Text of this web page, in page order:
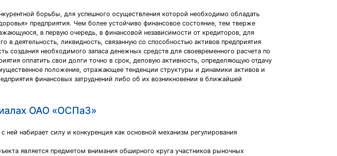
борьбы, для успешного осуществления которой необходимо обладать
предприятия. Чем более устойчиво финансовое состояние, тем тверже
в первую очередь, в финансовой независимости от кредиторов, для
деятельность, ликвидность, связанную со способностью активов предприятия
создания необходимого запаса денежных средств для своевременного расчета по
оплатить свои долги точно в срок, деловую активность, определяющую отдачу
положение, отражающее тенденции структуры и динамики активов и
финансовых затруднений либо об их возникновении в ближайшей
ОАО «ОСПаЗ»
набирает силу и конкуренция как основной механизм регулирования
является предметом внимания обширного круга участников рыночных